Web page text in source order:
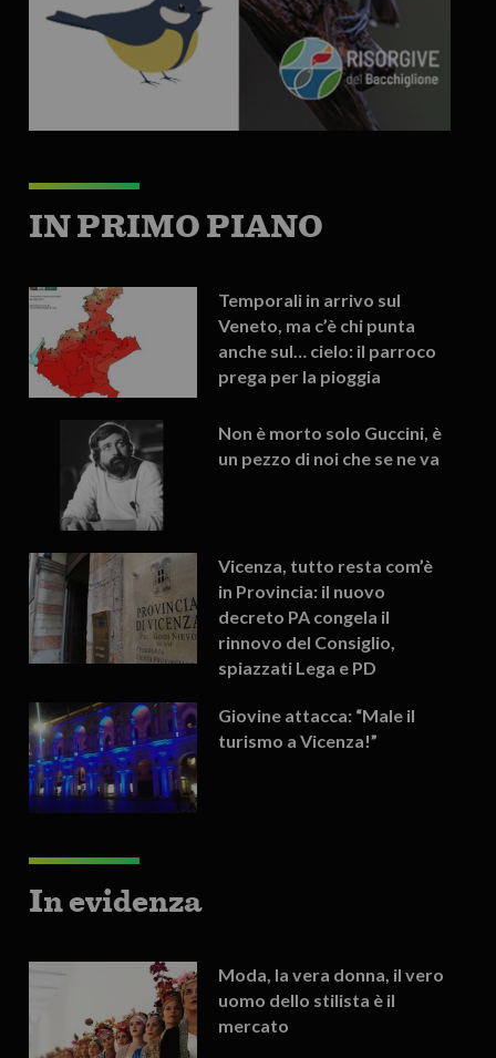
IN PRIMO PIANO
Temporali in arrivo sul
Veneto, ma c’è chi punta
anche sul… cielo: il parroco
prega per la pioggia
Non è morto solo Guccini, è
un pezzo di noi che se ne va
Vicenza, tutto resta com’è
in Provincia: il nuovo
decreto PA congela il
rinnovo del Consiglio,
spiazzati Lega e PD
Giovine attacca: “Male il
turismo a Vicenza!”
In evidenza
Moda, la vera donna, il vero
uomo dello stilista è il
mercato